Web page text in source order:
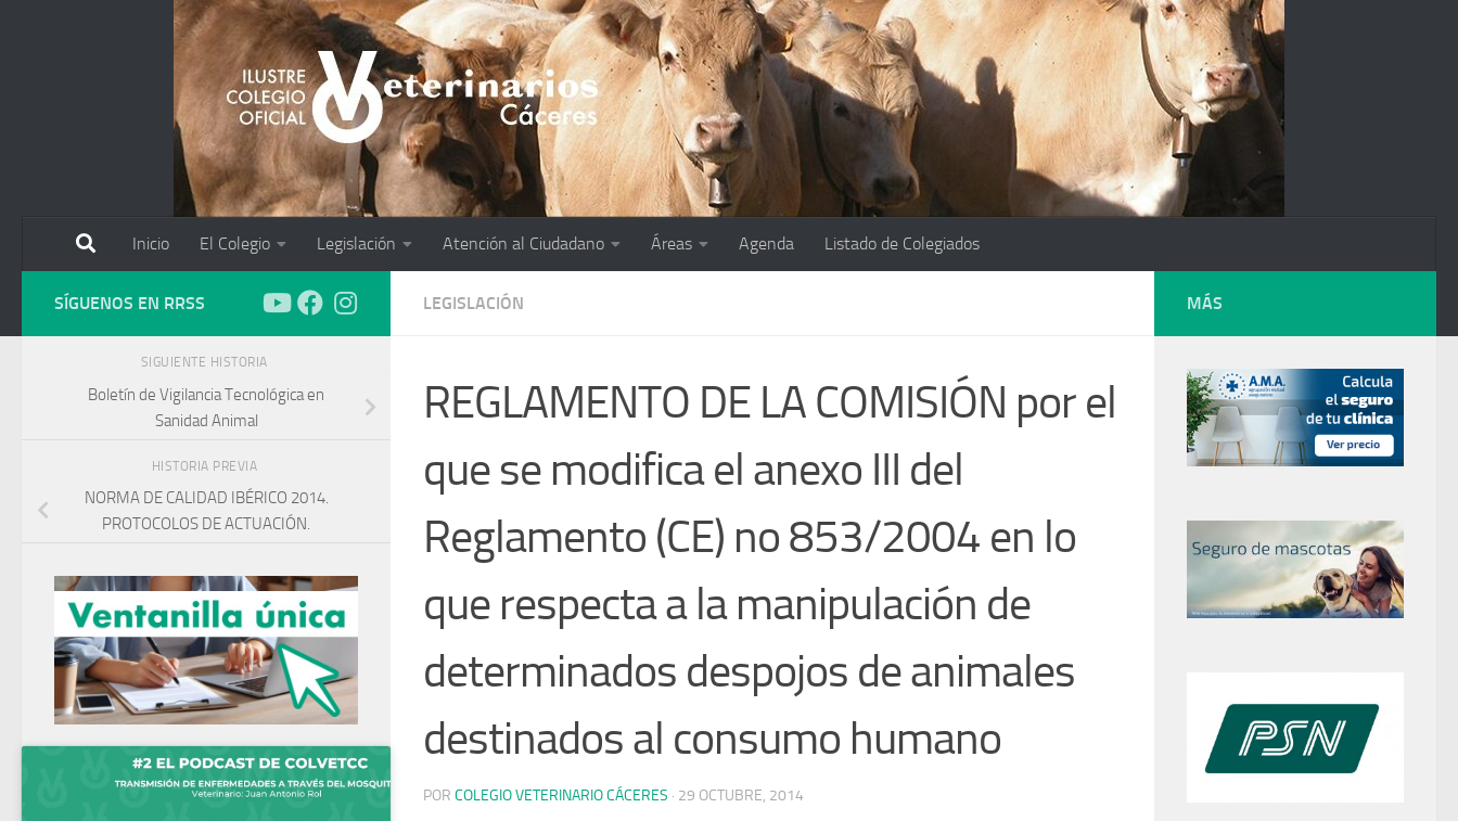
Inicio El Colegio Legislación Atención al Ciudadano Áreas Agenda Listado de Colegiados
LEGISLACIÓN
REGLAMENTO DE LA COMISIÓN por el
que se modifica el anexo III del
Reglamento (CE) no 853/2004 en lo
que respecta a la manipulación de
determinados despojos de animales
destinados al consumo humano
POR COLEGIO VETERINARIO CÁCERES · 29 OCTUBRE, 2014
SÍGUENOS EN RRSS
SIGUIENTE HISTORIA
Boletín de Vigilancia Tecnológica en
Sanidad Animal
HISTORIA PREVIA
NORMA DE CALIDAD IBÉRICO 2014.
PROTOCOLOS DE ACTUACIÓN.
MÁS